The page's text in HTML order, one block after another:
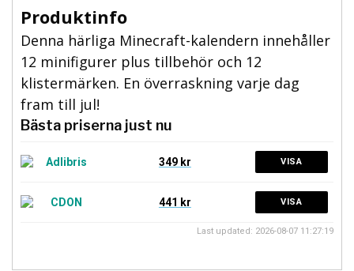
Produktinfo
Denna härliga Minecraft-kalendern innehåller
12 minifigurer plus tillbehör och 12
klistermärken. En överraskning varje dag
fram till jul!
Bästa priserna just nu
349 kr VISA
441 kr VISA
Last updated: 2026-08-07 11:27:19